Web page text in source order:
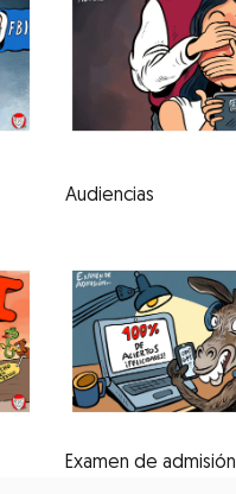
Audiencias
Examen de admisión